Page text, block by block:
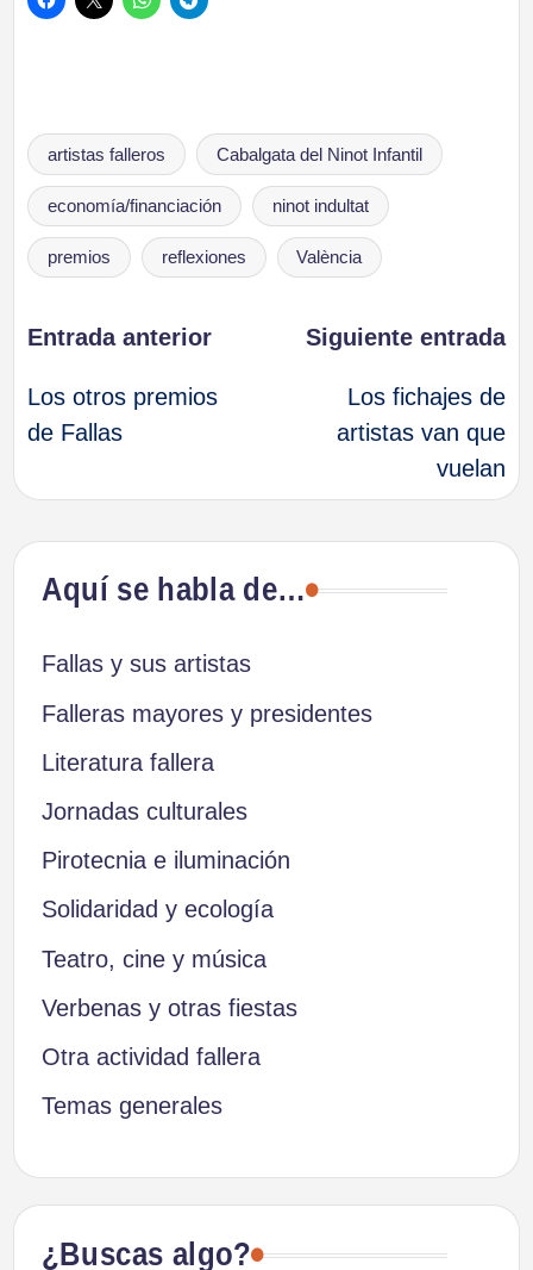
Etiquetas:
artistas falleros Cabalgata del Ninot Infantil
economía/financiación ninot indultat
premios reflexiones València
Navegación
de
entradas
Entrada anterior
Los otros premios
de Fallas
Siguiente entrada
Los fichajes de
artistas van que
vuelan
Aquí se habla de…
Fallas y sus artistas
Falleras mayores y presidentes
Literatura fallera
Jornadas culturales
Pirotecnia e iluminación
Solidaridad y ecología
Teatro, cine y música
Verbenas y otras fiestas
Otra actividad fallera
Temas generales
¿Buscas algo?